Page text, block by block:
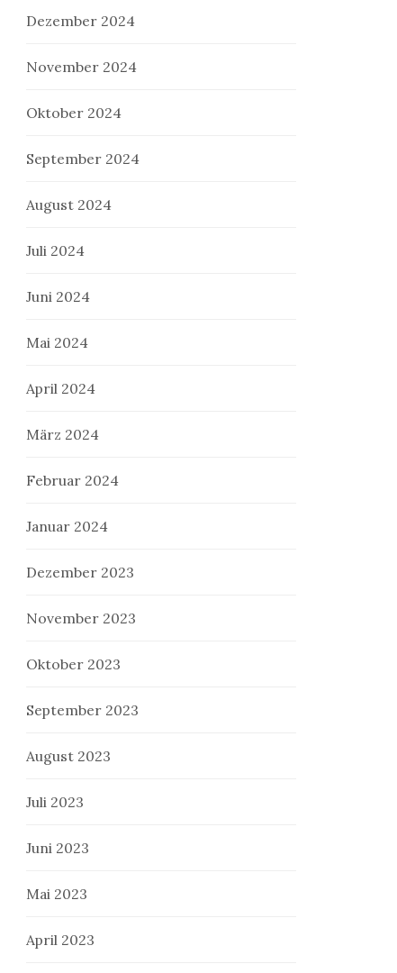
Dezember 2024
November 2024
Oktober 2024
September 2024
August 2024
Juli 2024
Juni 2024
Mai 2024
April 2024
März 2024
Februar 2024
Januar 2024
Dezember 2023
November 2023
Oktober 2023
September 2023
August 2023
Juli 2023
Juni 2023
Mai 2023
April 2023